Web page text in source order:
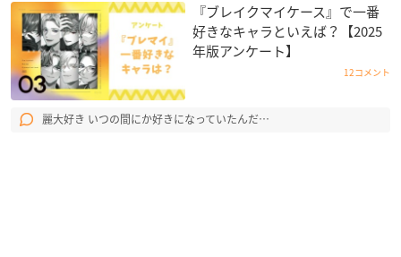
『ブレイクマイケース』で一番
好きなキャラといえば？【2025
年版アンケート】
12コメント
麗大好き いつの間にか好きになっていたんだ…